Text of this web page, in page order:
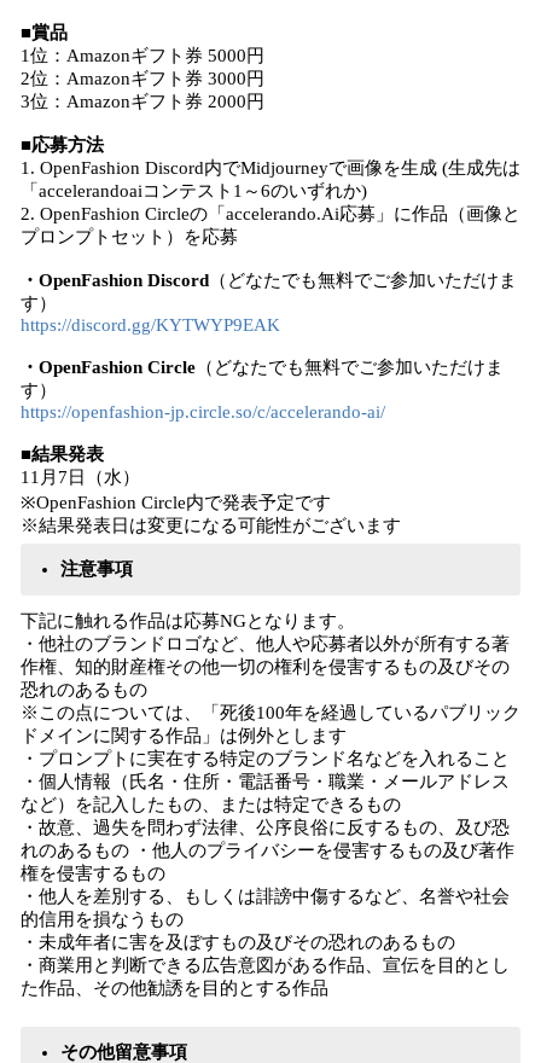
■賞品
1位：Amazonギフト券 5000円
2位：Amazonギフト券 3000円
3位：Amazonギフト券 2000円
■応募方法
1. OpenFashion Discord内でMidjourneyで画像を生成 (生成先は
「accelerandoaiコンテスト1～6のいずれか)
2. OpenFashion Circleの「accelerando.Ai応募」に作品（画像と
プロンプトセット）を応募
・OpenFashion Discord （どなたでも無料でご参加いただけま
す）
https://discord.gg/KYTWYP9EAK
・OpenFashion Circle （どなたでも無料でご参加いただけま
す）
https://openfashion-jp.circle.so/c/accelerando-ai/
■結果発表
11月7日（水）
※OpenFashion Circle内で発表予定です
※結果発表日は変更になる可能性がございます
注意事項
下記に触れる作品は応募NGとなります。
・他社のブランドロゴなど、他人や応募者以外が所有する著
作権、知的財産権その他一切の権利を侵害するもの及びその
恐れのあるもの
※この点については、「死後100年を経過しているパブリック
ドメインに関する作品」は例外とします
・プロンプトに実在する特定のブランド名などを入れること
・個人情報（氏名・住所・電話番号・職業・メールアドレス
など）を記入したもの、または特定できるもの
・故意、過失を問わず法律、公序良俗に反するもの、及び恐
れのあるもの ・他人のプライバシーを侵害するもの及び著作
権を侵害するもの
・他人を差別する、もしくは誹謗中傷するなど、名誉や社会
的信用を損なうもの
・未成年者に害を及ぼすもの及びその恐れのあるもの
・商業用と判断できる広告意図がある作品、宣伝を目的とし
た作品、その他勧誘を目的とする作品
その他留意事項